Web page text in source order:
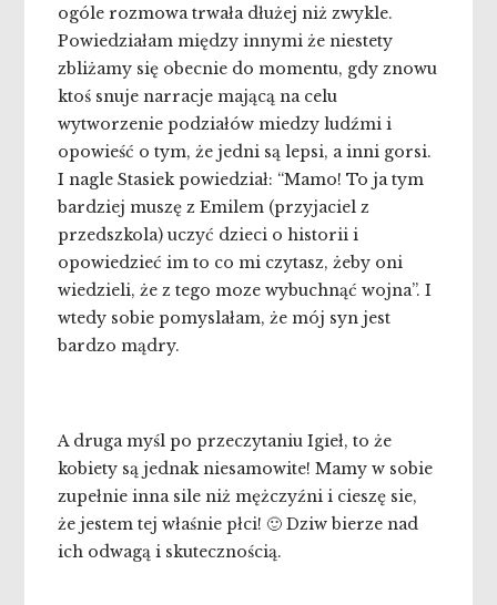
ogóle rozmowa trwała dłużej niż zwykle.
Powiedziałam między innymi że niestety
zbliżamy się obecnie do momentu, gdy znowu
ktoś snuje narracje mającą na celu
wytworzenie podziałów miedzy ludźmi i
opowieść o tym, że jedni są lepsi, a inni gorsi.
I nagle Stasiek powiedział: “Mamo! To ja tym
bardziej muszę z Emilem (przyjaciel z
przedszkola) uczyć dzieci o historii i
opowiedzieć im to co mi czytasz, żeby oni
wiedzieli, że z tego moze wybuchnąć wojna”. I
wtedy sobie pomyslałam, że mój syn jest
bardzo mądry.
A druga myśl po przeczytaniu Igieł, to że
kobiety są jednak niesamowite! Mamy w sobie
zupełnie inna sile niż mężczyźni i cieszę sie,
że jestem tej właśnie płci! 🙂 Dziw bierze nad
ich odwagą i skutecznością.